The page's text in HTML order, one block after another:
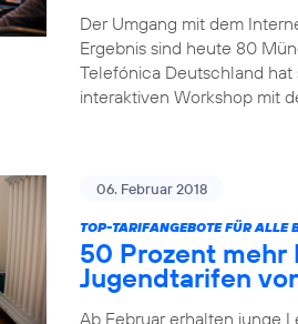
Der Umgang mit dem
Ergebnis sind heute 80
Telefónica Deutschland hat
interaktiven Workshop mit
06. Februar 2018
TOP-TARIFANGEBOTE FÜR ALLE
50 Prozent
Jugendtarifen
Ab Februar erhalten junge